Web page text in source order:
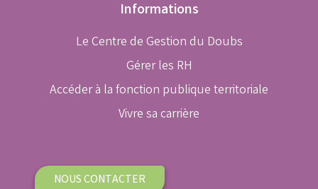
Informations
Le Centre de Gestion du Doubs
Gérer les RH
Accéder à la fonction publique territoriale
Vivre sa carrière
NOUS CONTACTER